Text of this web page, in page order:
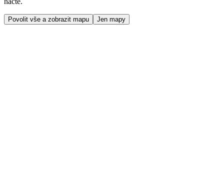
Povolit vše a zobrazit mapu Jen mapy